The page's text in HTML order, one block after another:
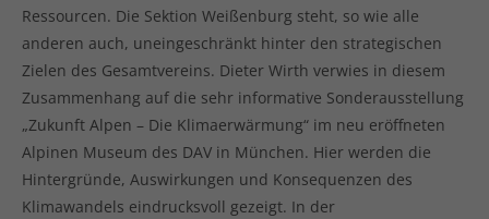
Ressourcen. Die Sektion Weißenburg steht, so wie alle
anderen auch, uneingeschränkt hinter den strategischen
Zielen des Gesamtvereins. Dieter Wirth verwies in diesem
Zusammenhang auf die sehr informative Sonderausstellung
„Zukunft Alpen – Die Klimaerwärmung“ im neu eröffneten
Alpinen Museum des DAV in München. Hier werden die
Hintergründe, Auswirkungen und Konsequenzen des
Klimawandels eindrucksvoll gezeigt. In der